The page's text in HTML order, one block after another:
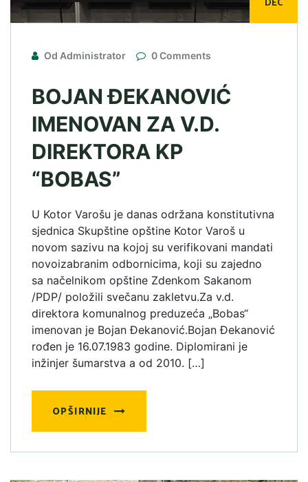
Od Administrator 0 Comments
BOJAN ĐEKANOVIĆ
IMENOVAN ZA V.D.
DIREKTORA KP
“BOBAS”
U Kotor Varošu je danas održana konstitutivna
sjednica Skupštine opštine Kotor Varoš u
novom sazivu na kojoj su verifikovani mandati
novoizabranim odbornicima, koji su zajedno
sa načelnikom opštine Zdenkom Sakanom
/PDP/ položili svečanu zakletvu.Za v.d.
direktora komunalnog preduzeća „Bobas“
imenovan je Bojan Đekanović.Bojan Đekanović
rođen je 16.07.1983 godine. Diplomirani je
inžinjer šumarstva a od 2010. […]
OPŠIRNIJE